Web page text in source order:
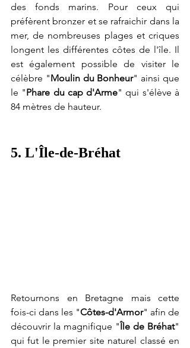
des fonds marins. Pour ceux qui
préfèrent bronzer et se rafraichir dans la
mer, de nombreuses plages et criques
longent les différentes côtes de l'île. Il
est également possible de visiter le
célèbre "Moulin du Bonheur" ainsi que
le "Phare du cap d'Arme" qui s'élève à
84 mètres de hauteur.
5. L'Île-de-Bréhat
Retournons en Bretagne mais cette
fois-ci dans les "Côtes-d'Armor" afin de
découvrir la magnifique "Île de Bréhat"
qui fut le premier site naturel classé en